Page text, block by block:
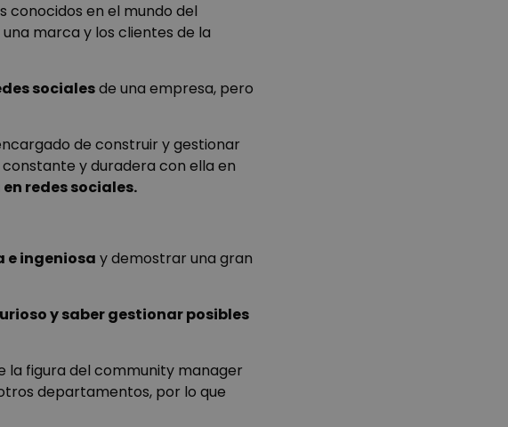
conocidos en el mundo del
marca y los clientes de la
socialesde una empresa, pero
de construir y gestionar
y duradera con ella en
redes sociales.
e ingeniosa y demostrar una gran
y saber gestionar posibles
la figura del community manager
departamentos, por lo que